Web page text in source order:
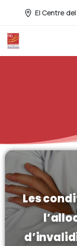
El Centre
Les